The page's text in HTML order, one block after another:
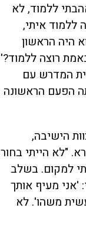
ללמוד, לא
ללמוד איתי,
היה הראשון
רוצה ללמוד?'
המדרש עם
הפעם הראשונה
הישיבה,
"לא הייתי בחור
למקום. בשלב
'אני מעיף אותך
משהו'. לא